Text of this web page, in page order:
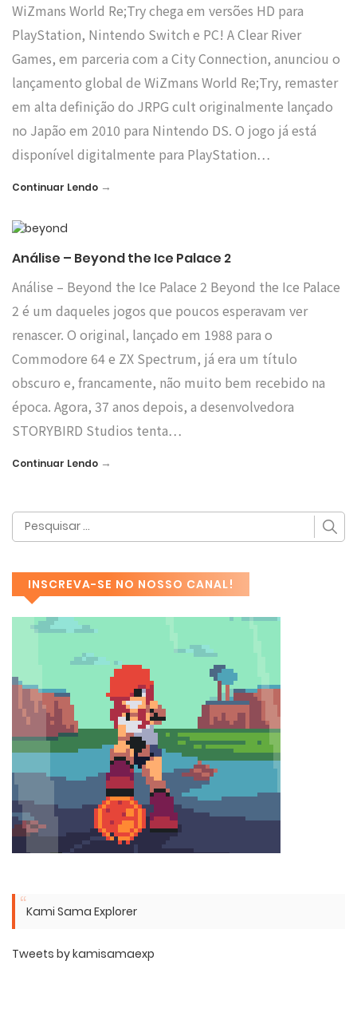
WiZmans World Re;Try chega em versões HD para
PlayStation, Nintendo Switch e PC! A Clear River
Games, em parceria com a City Connection, anunciou o
lançamento global de WiZmans World Re;Try, remaster
em alta definição do JRPG cult originalmente lançado
no Japão em 2010 para Nintendo DS. O jogo já está
disponível digitalmente para PlayStation…
Continuar Lendo →
Análise – Beyond the Ice Palace 2
Análise – Beyond the Ice Palace 2 Beyond the Ice Palace
2 é um daqueles jogos que poucos esperavam ver
renascer. O original, lançado em 1988 para o
Commodore 64 e ZX Spectrum, já era um título
obscuro e, francamente, não muito bem recebido na
época. Agora, 37 anos depois, a desenvolvedora
STORYBIRD Studios tenta…
Continuar Lendo →
INSCREVA-SE NO NOSSO CANAL!
Kami Sama Explorer
Tweets by kamisamaexp